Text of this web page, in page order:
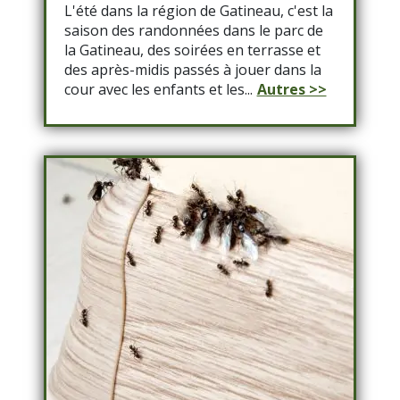
L'été dans la région de Gatineau, c'est la
saison des randonnées dans le parc de
la Gatineau, des soirées en terrasse et
des après-midis passés à jouer dans la
cour avec les enfants et les... Autres >>